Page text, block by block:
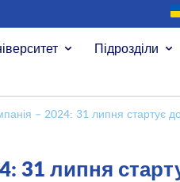
Підрозділи
– 2024: 31 липня стартує
31 липня